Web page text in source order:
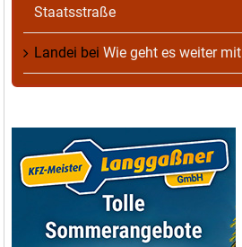
Staatsstraße
Landei bei Wie geht es weiter